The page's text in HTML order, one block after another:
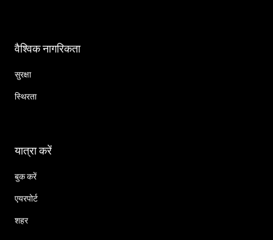
वैश्विक नागरिकता
सुरक्षा
स्थिरता
यात्रा करें
बुक करें
एयरपोर्ट
शहर